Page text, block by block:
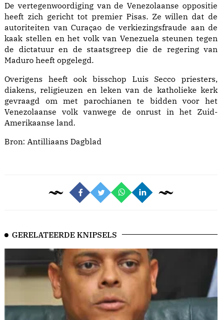
De vertegenwoordiging van de Venezolaanse oppositie
heeft zich gericht tot premier Pisas. Ze willen dat de
autoriteiten van Curaçao de verkiezingsfraude aan de
kaak stellen en het volk van Venezuela steunen tegen
de dictatuur en de staatsgreep die de regering van
Maduro heeft opgelegd.
Overigens heeft ook bisschop Luis Secco priesters,
diakens, religieuzen en leken van de katholieke kerk
gevraagd om met parochianen te bidden voor het
Venezolaanse volk vanwege de onrust in het Zuid-
Amerikaanse land.
Bron: Antilliaans Dagblad
GERELATEERDE KNIPSELS